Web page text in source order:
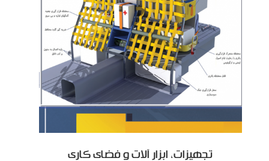
تجهیزات، ابزار آلات و فضای کاری